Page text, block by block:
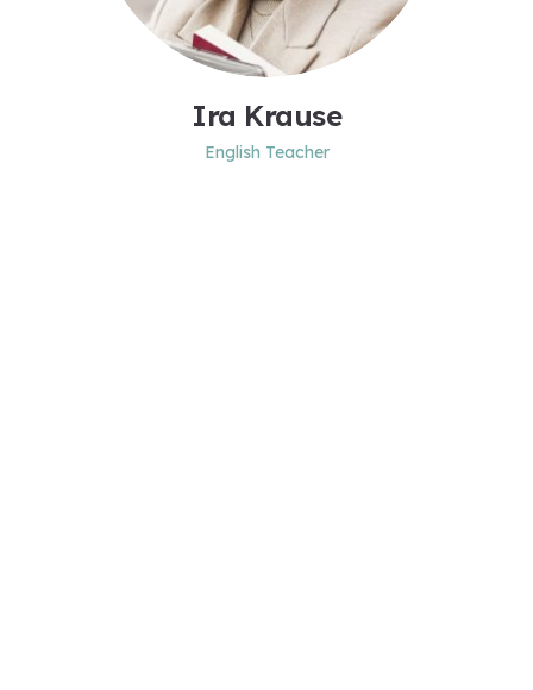
Ira Krause
English Teacher